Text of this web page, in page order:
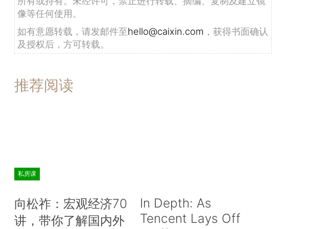
像等任何使用。
如有意愿转载，请发邮件至hello@caixin.com ，获得书面确认
及授权后，方可转载。
推荐阅读
私房课
向松祚：宏观经济70
讲，带你了解国内外
In Depth: As
Tencent Lays Off